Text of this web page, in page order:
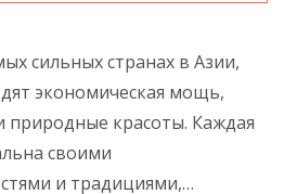
сильных странах в Азии,
экономическая мощь,
природные красоты. Каждая
своими
и традициями,